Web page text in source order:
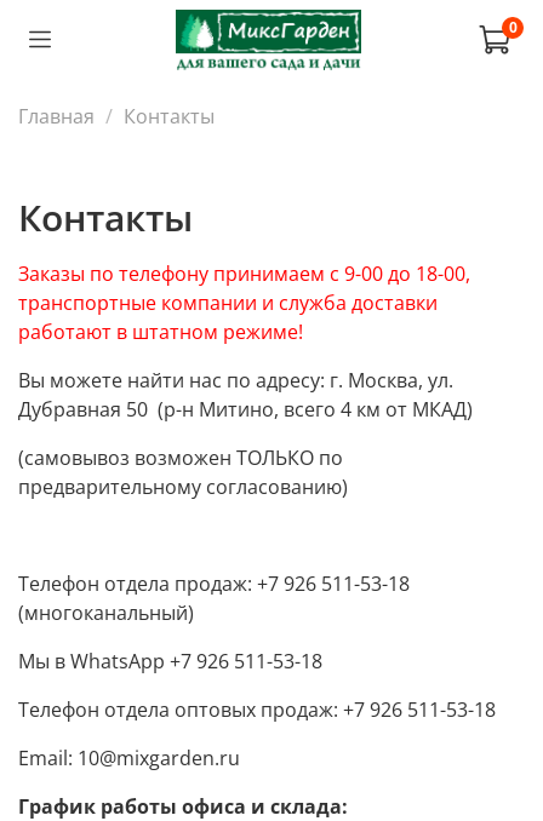
0
Главная Контакты
Контакты
Заказы по телефону принимаем с 9-00 до 18-00,
транспортные компании и служба доставки
работают в штатном режиме!
Вы можете найти нас по адресу: г. Москва, ул.
Дубравная 50 (р-н Митино, всего 4 км от МКАД)
(самовывоз возможен ТОЛЬКО по
предварительному согласованию)
Телефон отдела продаж: +7 926 511-53-18
(многоканальный)
Мы в WhatsApp +7 926 511-53-18
Телефон отдела оптовых продаж: +7 926 511-53-18
Email: 10@mixgarden.ru
График работы офиса и склада: